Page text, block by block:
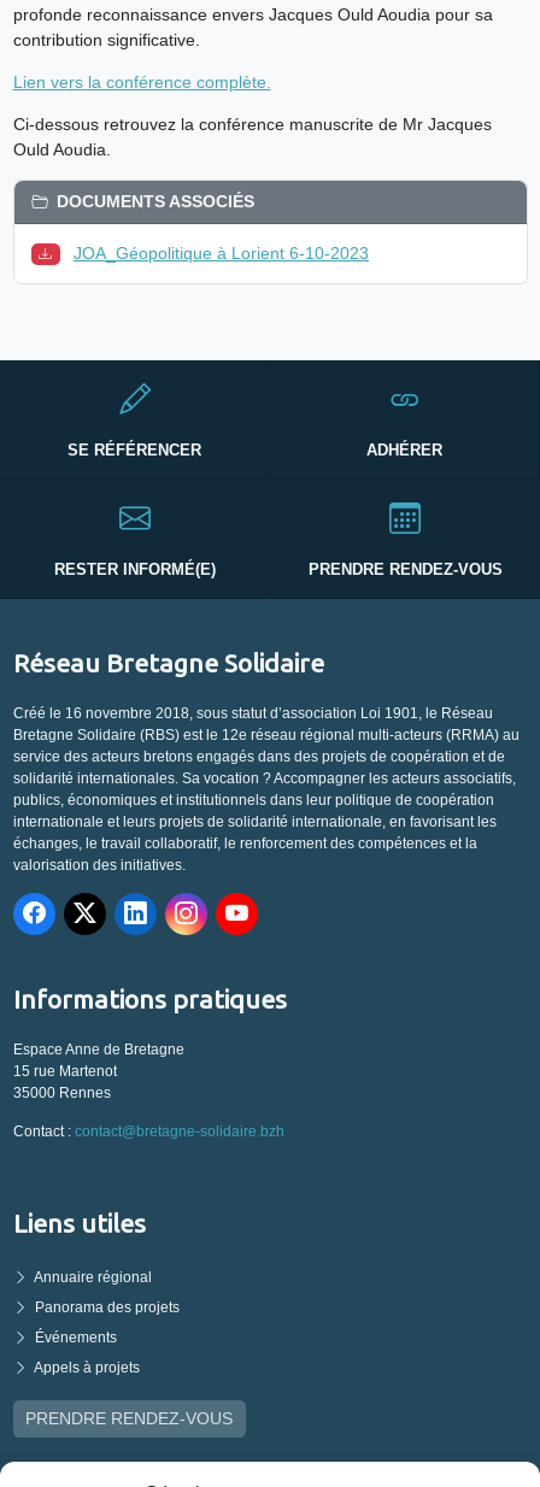
profonde reconnaissance envers Jacques Ould Aoudia pour sa
contribution significative.
Lien vers la conférence complète.
Ci-dessous retrouvez la conférence manuscrite de Mr Jacques
Ould Aoudia.
DOCUMENTS ASSOCIÉS
JOA_Géopolitique à Lorient 6-10-2023
SE RÉFÉRENCER ADHÉRER
RESTER INFORMÉ(E) PRENDRE RENDEZ-VOUS
Réseau Bretagne Solidaire
Créé le 16 novembre 2018, sous statut d’association Loi 1901, le Réseau
Bretagne Solidaire (RBS) est le 12e réseau régional multi-acteurs (RRMA) au
service des acteurs bretons engagés dans des projets de coopération et de
solidarité internationales. Sa vocation ? Accompagner les acteurs associatifs,
publics, économiques et institutionnels dans leur politique de coopération
internationale et leurs projets de solidarité internationale, en favorisant les
échanges, le travail collaboratif, le renforcement des compétences et la
valorisation des initiatives.
Informations pratiques
Espace Anne de Bretagne
15 rue Martenot
35000 Rennes
Contact : contact@bretagne-solidaire.bzh
Liens utiles
Annuaire régional
Panorama des projets
Événements
Appels à projets
PRENDRE RENDEZ-VOUS